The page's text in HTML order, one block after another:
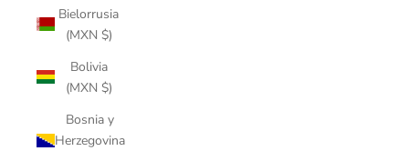
Bielorrusia
(MXN $)
Bolivia
(MXN $)
Bosnia y
Herzegovina